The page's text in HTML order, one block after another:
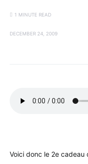
1 MINUTE READ
DECEMBER 24, 2009
Voici donc le 2e cadeau